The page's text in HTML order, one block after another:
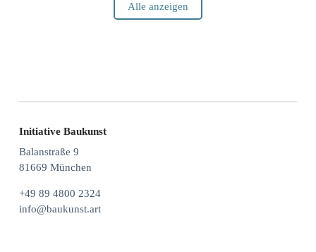
Alle anzeigen
Initiative Baukunst
Balanstraße 9
81669 München
+49 89 4800 2324
info@baukunst.art